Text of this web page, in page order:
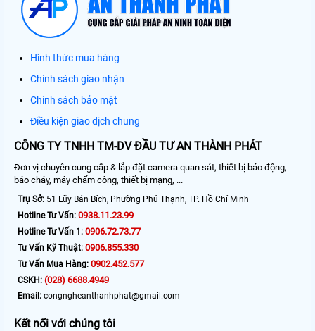
Hình thức mua hàng
Chính sách giao nhận
Chính sách bảo mật
Điều kiện giao dịch chung
CÔNG TY TNHH TM-DV ĐẦU TƯ AN THÀNH PHÁT
Đơn vị chuyên cung cấp & lắp đặt camera quan sát, thiết bị báo động,
báo cháy, máy chấm công, thiết bị mạng, ...
Trụ Sở: 51 Lũy Bán Bích, Phường Phú Thạnh, TP. Hồ Chí Minh
Hotline Tư Vấn: 0938.11.23.99
Hotline Tư Vấn 1: 0906.72.73.77
Tư Vấn Kỹ Thuật: 0906.855.330
Tư Vấn Mua Hàng: 0902.452.577
CSKH: (028) 6688.4949
Email: congngheanthanhphat@gmail.com
Kết nối với chúng tôi